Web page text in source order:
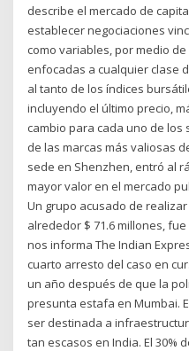
describe el mercado de
establecer negociaciones
como variables, por medio
enfocadas a cualquier clase
al tanto de los índices
incluyendo el último precio,
cambio para cada uno de los
de las marcas más valiosas
sede en Shenzhen, entró al
mayor valor en el mercado
Un grupo acusado de
alrededor $ 71.6 millones,
nos informa The Indian
cuarto arresto del caso en
un año después de que la
presunta estafa en Mumbai.
ser destinada a
tan escasos en India. El 30%